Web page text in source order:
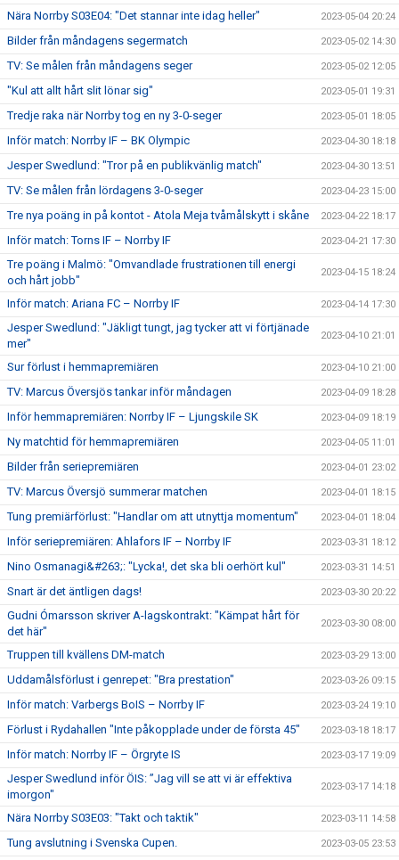
Nära Norrby S03E04: "Det stannar inte idag heller" 2023-05-04 20:24
Bilder från måndagens segermatch 2023-05-02 14:30
TV: Se målen från måndagens seger 2023-05-02 12:05
"Kul att allt hårt slit lönar sig" 2023-05-01 19:31
Tredje raka när Norrby tog en ny 3-0-seger 2023-05-01 18:05
Inför match: Norrby IF – BK Olympic 2023-04-30 18:18
Jesper Swedlund: "Tror på en publikvänlig match" 2023-04-30 13:51
TV: Se målen från lördagens 3-0-seger 2023-04-23 15:00
Tre nya poäng in på kontot - Atola Meja tvåmålskytt i skåne 2023-04-22 18:17
Inför match: Torns IF – Norrby IF 2023-04-21 17:30
Tre poäng i Malmö: "Omvandlade frustrationen till energi
och hårt jobb"
2023-04-15 18:24
Inför match: Ariana FC – Norrby IF 2023-04-14 17:30
Jesper Swedlund: "Jäkligt tungt, jag tycker att vi förtjänade
mer"
2023-04-10 21:01
Sur förlust i hemmapremiären 2023-04-10 21:00
TV: Marcus Översjös tankar inför måndagen 2023-04-09 18:28
Inför hemmapremiären: Norrby IF – Ljungskile SK 2023-04-09 18:19
Ny matchtid för hemmapremiären 2023-04-05 11:01
Bilder från seriepremiären 2023-04-01 23:02
TV: Marcus Översjö summerar matchen 2023-04-01 18:15
Tung premiärförlust: "Handlar om att utnyttja momentum" 2023-04-01 18:04
Inför seriepremiären: Ahlafors IF – Norrby IF 2023-03-31 18:12
Nino Osmanagi&#263;: "Lycka!, det ska bli oerhört kul" 2023-03-31 14:51
Snart är det äntligen dags! 2023-03-30 20:22
Gudni Ómarsson skriver A-lagskontrakt: "Kämpat hårt för
det här"
2023-03-30 08:00
Truppen till kvällens DM-match 2023-03-29 13:00
Uddamålsförlust i genrepet: "Bra prestation" 2023-03-26 09:15
Inför match: Varbergs BoIS – Norrby IF 2023-03-24 19:10
Förlust i Rydahallen "Inte påkopplade under de första 45" 2023-03-18 18:17
Inför match: Norrby IF – Örgryte IS 2023-03-17 19:09
Jesper Swedlund inför ÖIS: ”Jag vill se att vi är effektiva
imorgon"
2023-03-17 14:18
Nära Norrby S03E03: "Takt och taktik" 2023-03-11 14:58
Tung avslutning i Svenska Cupen. 2023-03-05 23:53